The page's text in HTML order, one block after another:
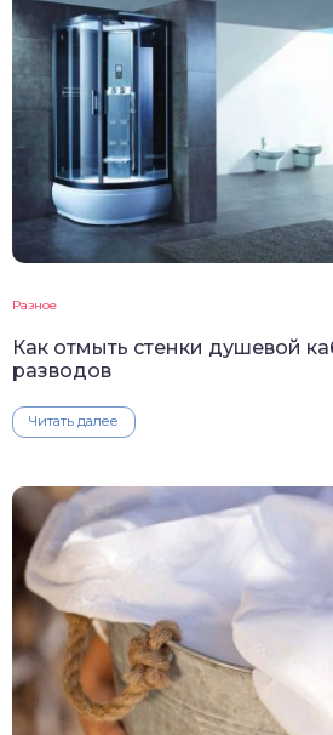
Разное
Как отмыть стенки душевой
разводов
Читать далее